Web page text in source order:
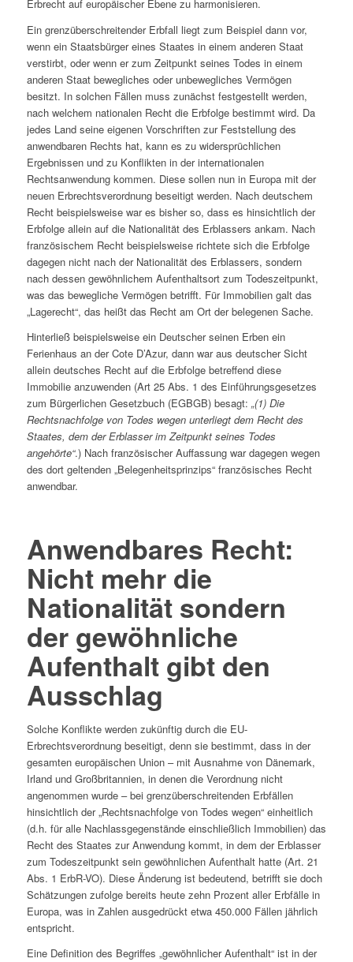
Erbrecht auf europäischer Ebene zu harmonisieren.
Ein grenzüberschreitender Erbfall liegt zum Beispiel dann vor,
wenn ein Staatsbürger eines Staates in einem anderen Staat
verstirbt, oder wenn er zum Zeitpunkt seines Todes in einem
anderen Staat bewegliches oder unbewegliches Vermögen
besitzt. In solchen Fällen muss zunächst festgestellt werden,
nach welchem nationalen Recht die Erbfolge bestimmt wird. Da
jedes Land seine eigenen Vorschriften zur Feststellung des
anwendbaren Rechts hat, kann es zu widersprüchlichen
Ergebnissen und zu Konflikten in der internationalen
Rechtsanwendung kommen. Diese sollen nun in Europa mit der
neuen Erbrechtsverordnung beseitigt werden. Nach deutschem
Recht beispielsweise war es bisher so, dass es hinsichtlich der
Erbfolge allein auf die Nationalität des Erblassers ankam. Nach
französischem Recht beispielsweise richtete sich die Erbfolge
dagegen nicht nach der Nationalität des Erblassers, sondern
nach dessen gewöhnlichem Aufenthaltsort zum Todeszeitpunkt,
was das bewegliche Vermögen betrifft. Für Immobilien galt das
„Lagerecht“, das heißt das Recht am Ort der belegenen Sache.
Hinterließ beispielsweise ein Deutscher seinen Erben ein
Ferienhaus an der Cote D’Azur, dann war aus deutscher Sicht
allein deutsches Recht auf die Erbfolge betreffend diese
Immobilie anzuwenden (Art 25 Abs. 1 des Einführungsgesetzes
zum Bürgerlichen Gesetzbuch (EGBGB) besagt: „(1) Die
Rechtsnachfolge von Todes wegen unterliegt dem Recht des
Staates, dem der Erblasser im Zeitpunkt seines Todes
angehörte“.) Nach französischer Auffassung war dagegen wegen
des dort geltenden „Belegenheitsprinzips“ französisches Recht
anwendbar.
Anwendbares Recht:
Nicht mehr die
Nationalität sondern
der gewöhnliche
Aufenthalt gibt den
Ausschlag
Solche Konflikte werden zukünftig durch die EU-
Erbrechtsverordnung beseitigt, denn sie bestimmt, dass in der
gesamten europäischen Union – mit Ausnahme von Dänemark,
Irland und Großbritannien, in denen die Verordnung nicht
angenommen wurde – bei grenzüberschreitenden Erbfällen
hinsichtlich der „Rechtsnachfolge von Todes wegen“ einheitlich
(d.h. für alle Nachlassgegenstände einschließlich Immobilien) das
Recht des Staates zur Anwendung kommt, in dem der Erblasser
zum Todeszeitpunkt sein gewöhnlichen Aufenthalt hatte (Art. 21
Abs. 1 ErbR-VO). Diese Änderung ist bedeutend, betrifft sie doch
Schätzungen zufolge bereits heute zehn Prozent aller Erbfälle in
Europa, was in Zahlen ausgedrückt etwa 450.000 Fällen jährlich
entspricht.
Eine Definition des Begriffes „gewöhnlicher Aufenthalt“ ist in der